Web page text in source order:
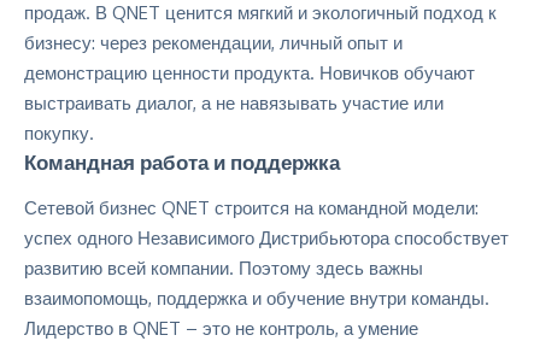
продаж. В QNET ценится мягкий и экологичный подход к
бизнесу: через рекомендации, личный опыт и
демонстрацию ценности продукта. Новичков обучают
выстраивать диалог, а не навязывать участие или
покупку.
Командная работа и поддержка
Сетевой бизнес QNET строится на командной модели:
успех одного Независимого Дистрибьютора способствует
развитию всей компании. Поэтому здесь важны
взаимопомощь, поддержка и обучение внутри команды.
Лидерство в QNET – это не контроль, а умение